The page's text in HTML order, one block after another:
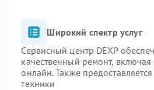
Широкий спектр услуг
Сервисный центр DEXP
качественный ремонт, включая
онлайн. Также
техники